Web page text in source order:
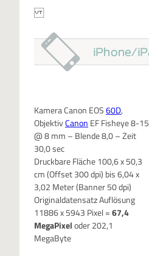
Kamera Canon EOS60D,
ObjektivCanon EF Fisheye 8-15
@ 8 mm – Blende 8,0 – Zeit
30,0 sec
Druckbare Fläche 100,6 x 50,3
cm (Offset 300 dpi) bis 6,04 x
3,02 Meter (Banner 50 dpi)
Originaldatensatz Auflösung
11886 x 5943 Pixel =67,4
MegaPixeloder 202,1
MegaByte